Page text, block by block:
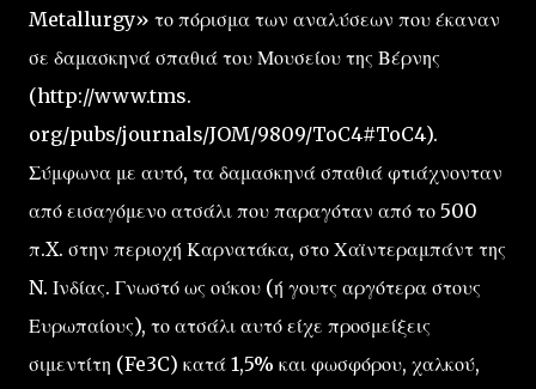
Metallurgy» το πόρισμα των αναλύσεων που έκαναν
σε δαμασκηνά σπαθιά του Μουσείου της Βέρνης
(http://www.tms.
org/pubs/journals/JOM/9809/ToC4#ToC4).
Σύμφωνα με αυτό, τα δαμασκηνά σπαθιά φτιάχνονταν
από εισαγόμενο ατσάλι που παραγόταν από το 500
π.X. στην περιοχή Καρνατάκα, στο Χαϊντεραμπάντ της
N. Ινδίας. Γνωστό ως ούκου (ή γουτς αργότερα στους
Ευρωπαίους), το ατσάλι αυτό είχε προσμείξεις
σιμεντίτη (Fe3C) κατά 1,5% και φωσφόρου, χαλκού,